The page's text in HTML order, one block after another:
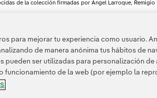
de la colección firmadas por Ángel Larroque, Remigio
los fines de semana (sábados, 12:30 y 18:30 h;
para mejorar tu experiencia como usuario.
de manera anónima tus hábitos de
ser utilizadas para personalización de
de la web (por ejemplo la